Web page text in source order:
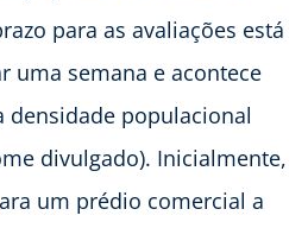
para as avaliações está
uma semana e acontece
densidade populacional
divulgado). Inicialmente,
um prédio comercial a